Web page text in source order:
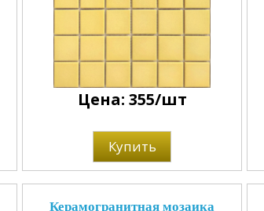
Цена: 355/шт
Купить
Керамогранитная мозаика